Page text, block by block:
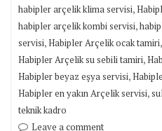
habipler arçelik klima servisi,
habipler arçelik kombi servisi,
servisi,Habipler Arçelik ocak tamiri,
Habipler Arçelik su sebili tamiri,
Habipler beyaz eşya servisi,
Habipler en yakın Arçelik servisi,
teknik kadro
Leave a comment